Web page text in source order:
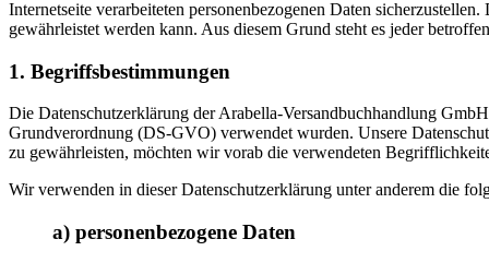
Internetseite verarbeiteten personenbezogenen Daten
gewährleistet werden kann. Aus diesem Grund steht es jeder
1. Begriffsbestimmungen
Die Datenschutzerklärung der Arabella-Versandbuchhandlung
Grundverordnung (DS-GVO) verwendet wurden. Unsere
zu gewährleisten, möchten wir vorab die verwendeten
Wir verwenden in dieser Datenschutzerklärung unter anderem die
a) personenbezogene Daten